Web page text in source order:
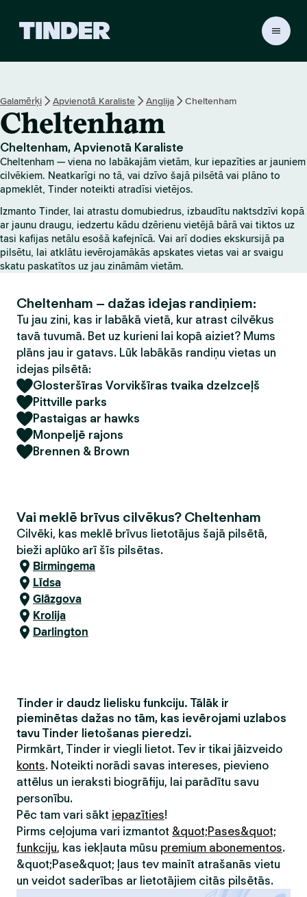
r
s
ā
k
u
m
l
p
a
Galamērķi Apvienotā Karaliste Anglija Cheltenham
Cheltenham
Cheltenham, Apvienotā Karaliste
Cheltenham — viena no labākajām vietām, kur iepazīties ar jauniem
cilvēkiem. Neatkarīgi no tā, vai dzīvo šajā pilsētā vai plāno to
apmeklēt, Tinder noteikti atradīsi vietējos.
Izmanto Tinder, lai atrastu domubiedrus, izbaudītu naktsdzīvi kopā
ar jaunu draugu, iedzertu kādu dzērienu vietējā bārā vai tiktos uz
tasi kafijas netālu esošā kafejnīcā. Vai arī dodies ekskursijā pa
pilsētu, lai atklātu ievērojamākās apskates vietas vai ar svaigu
skatu paskatītos uz jau zināmām vietām.
Cheltenham – dažas idejas randiņiem:
Tu jau zini, kas ir labākā vietā, kur atrast cilvēkus
tavā tuvumā. Bet uz kurieni lai kopā aiziet? Mums
plāns jau ir gatavs. Lūk labākās randiņu vietas un
idejas pilsētā:
Glosteršīras Vorvikšīras tvaika dzelzceļš
Pittville parks
Pastaigas ar hawks
Monpeljē rajons
Brennen & Brown
Vai meklē brīvus cilvēkus? Cheltenham
Cilvēki, kas meklē brīvus lietotājus šajā pilsētā,
bieži aplūko arī šīs pilsētas.
Birmingema
Līdsa
Glāzgova
Krolija
Darlington
Tinder ir daudz lielisku funkciju. Tālāk ir
pieminētas dažas no tām, kas ievērojami uzlabos
tavu Tinder lietošanas pieredzi.
Pirmkārt, Tinder ir viegli lietot. Tev ir tikai jāizveido
konts. Noteikti norādi savas intereses, pievieno
attēlus un ieraksti biogrāfiju, lai parādītu savu
personību.
Pēc tam vari sākt iepazīties!
Pirms ceļojuma vari izmantot &quot;Pases&quot;
funkciju, kas iekļauta mūsu premium abonementos.
&quot;Pase&quot; ļaus tev mainīt atrašanās vietu
un veidot saderības ar lietotājiem citās pilsētās.